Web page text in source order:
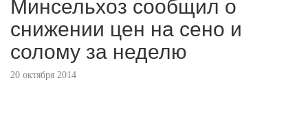
снижении цен на сено и
солому за неделю
20 октября 2014